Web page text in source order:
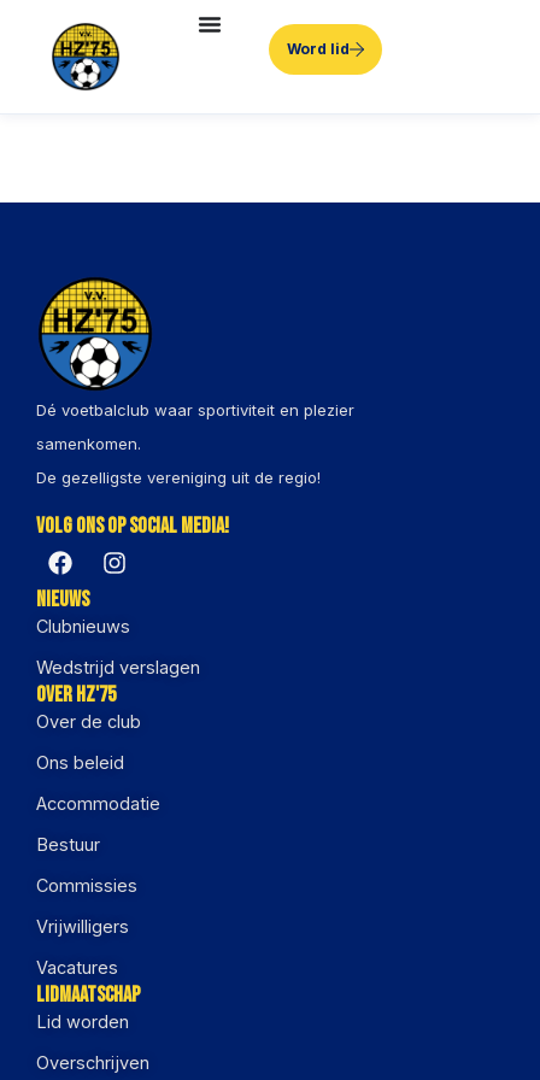
Word lid
Dé voetbalclub waar sportiviteit en plezier
samenkomen.
De gezelligste vereniging uit de regio!
Volg ons op social media!
Nieuws
Clubnieuws
Wedstrijd verslagen
Over HZ'75
Over de club
Ons beleid
Accommodatie
Bestuur
Commissies
Vrijwilligers
Vacatures
Lidmaatschap
Lid worden
Overschrijven